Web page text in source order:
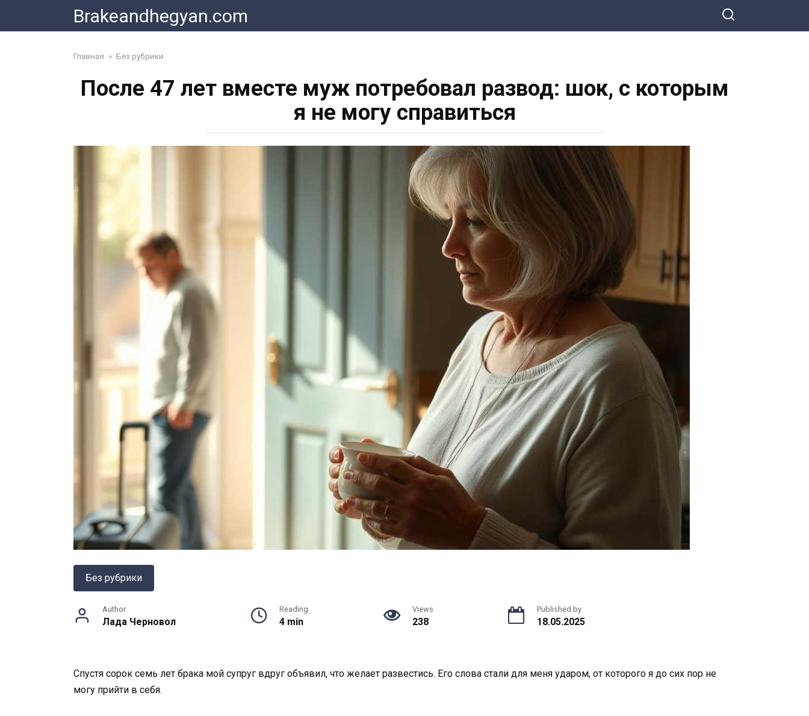
content
Brakeandhegyan.com
Главная » Без рубрики
После 47 лет вместе муж потребовал развод: шок, с которым
я не могу справиться
Без рубрики
Author
Лада Черновол
Reading
4 min
Views
238
Published by
18.05.2025
Спустя сорок семь лет брака мой супруг вдруг объявил, что желает развестись. Его слова стали для меня ударом, от которого я до сих пор не
могу прийти в себя.